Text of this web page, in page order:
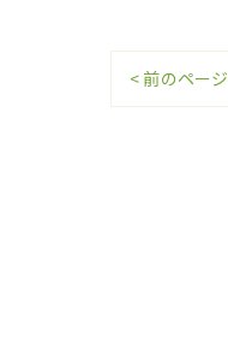
< 前のページ